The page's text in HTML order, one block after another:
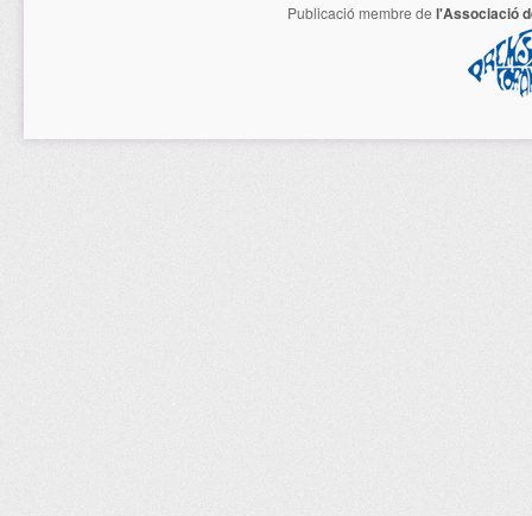
Publicació membre de l'Associació